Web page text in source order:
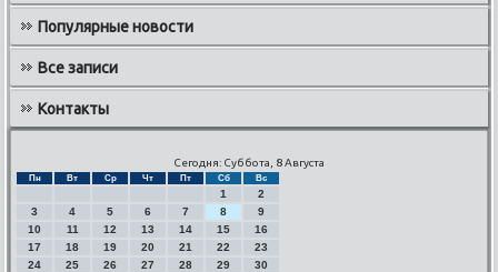
Популярные новости
Все записи
Контакты
Сегодня: Суббота, 8 Августа
Пн Вт Ср Чт Пт Сб Вс
1
2
3
4 5 6 7 8
9
10
11 12 13 14 15
16
17
18 19 20 21 22
23
24
25 26 27 28 29
30